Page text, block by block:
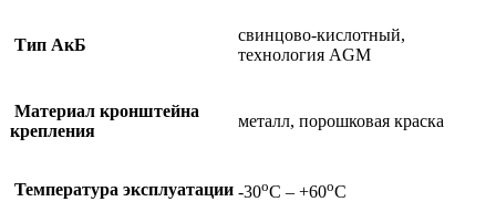
Тип АкБ
свинцово-кислотный,
технология AGM
Материал кронштейна
крепления
металл, порошковая краска
Температура эксплуатации -30оС – +60оС